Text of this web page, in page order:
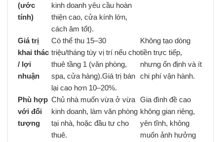
(ước
tính)
kinh doanh yêu cầu hoàn
thiện cao, cửa kính lớn,
cách âm tốt).
Giá trị
khai thác
/ lợi
nhuận
Có thể thu 15–30
triệu/tháng tùy vị trí nếu cho
thuê tầng 1 (văn phòng,
spa, cửa hàng).Giá trị bán
lại cao hơn 10–20%.
Không tạo dòng
tiền trực tiếp,
nhưng ổn định và ít
chi phí vận hành.
Phù hợp
với đối
tượng
Chủ nhà muốn vừa ở vừa
kinh doanh, làm văn phòng
tại nhà, hoặc đầu tư cho
thuê.
Gia đình đề cao
không gian riêng,
yên tĩnh, không
muốn ảnh hưởng